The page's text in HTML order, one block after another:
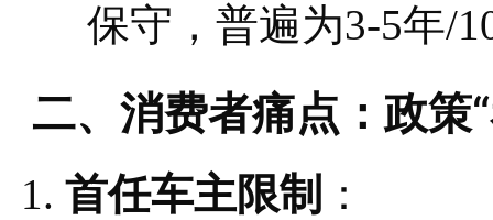
保守，普遍为3-5年/
二、消费者痛点：政策
首任车主限制 ：